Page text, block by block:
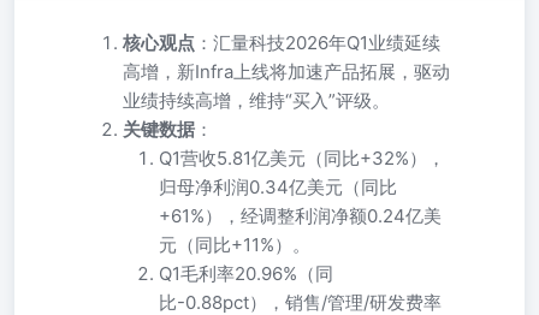
核心观点 ：汇量科技2026年Q1业绩延续
高增，新Infra上线将加速产品拓展，驱动
业绩持续高增，维持“买入”评级。
关键数据 ：
Q1营收5.81亿美元（同比+32%），
归母净利润0.34亿美元（同比
+61%），经调整利润净额0.24亿美
元（同比+11%）。
Q1毛利率20.96%（同
比-0.88pct），销售/管理/研发费率